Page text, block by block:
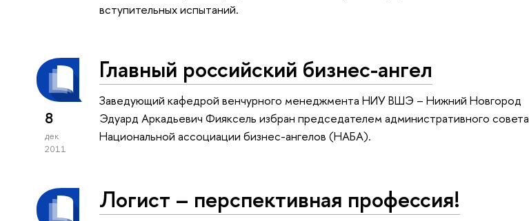
вступительных испытаний.
8
дек
2011
Главный российский бизнес-ангел
Заведующий кафедрой венчурного менеджмента НИУ ВШЭ – Нижний Новгород
Эдуард Аркадьевич Фияксель избран председателем административного совета
Национальной ассоциации бизнес-ангелов (НАБА).
Логист – перспективная профессия!